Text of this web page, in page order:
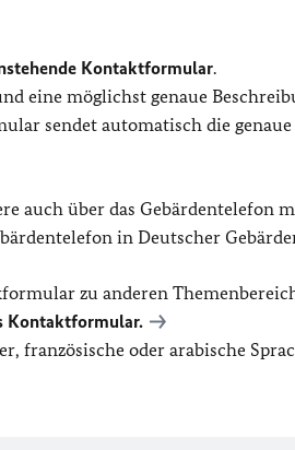
Kontaktformular.
eine möglichst genaue
sendet automatisch die
auch über das Gebärdentelefon
in Deutscher
zu anderen
Kontaktformular.
französische oder arabische